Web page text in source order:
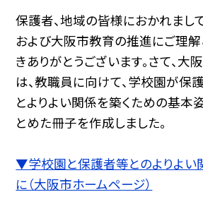
保護者、地域の皆様におかれまし
および大阪市教育の推進にご理
きありがとうございます。さて、
は、教職員に向けて、学校園が保
とよりよい関係を築くための基本
とめた冊子を作成しました。
▼学校園と保護者等とのよりよい
に（大阪市ホームページ）